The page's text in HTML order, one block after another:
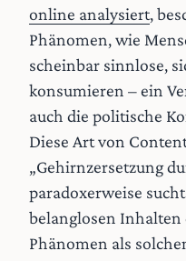
online analysiert,
Phänomen, wie
scheinbar sinnlose,
konsumieren – ein
auch die politische
Diese Art von
„Gehirnzersetzung
paradoxerweise
belanglosen Inhalten
Phänomen als